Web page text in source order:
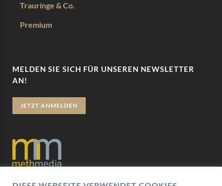
Trauringe & Co.
Premium
MELDEN SIE SICH FÜR UNSEREN NEWSLETTER
AN!
JETZT ANMELDEN